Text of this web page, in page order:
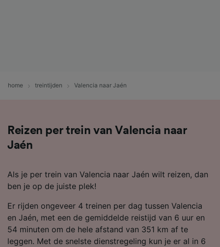
home treintijden Valencia naar Jaén
Reizen per trein van Valencia naar
Jaén
Als je per trein van Valencia naar Jaén wilt reizen, dan
ben je op de juiste plek!
Er rijden ongeveer 4 treinen per dag tussen Valencia
en Jaén, met een de gemiddelde reistijd van 6 uur en
54 minuten om de hele afstand van 351 km af te
leggen. Met de snelste dienstregeling kun je er al in 6